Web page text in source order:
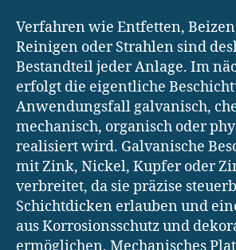
Verfahren wie Entfetten,
Reinigen oder Strahlen sind
Bestandteil jeder Anlage. Im
erfolgt die eigentliche
Anwendungsfall galvanisch,
mechanisch, organisch oder
realisiert wird. Galvanische
mit Zink, Nickel, Kupfer oder
verbreitet, da sie präzise
Schichtdicken erlauben und
aus Korrosionsschutz und
ermöglichen. Mechanisches